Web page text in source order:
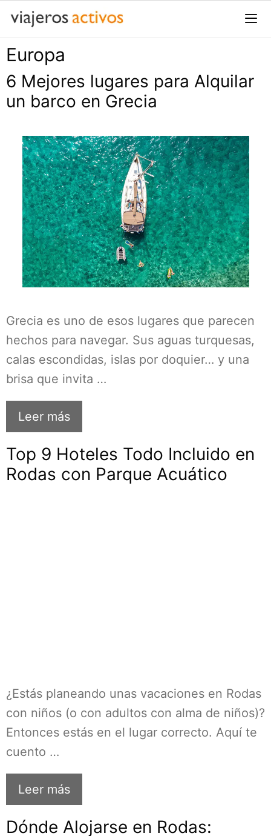
Saltar
contenido
Europa
6 Mejores lugares para Alquilar
un barco en Grecia
Grecia es uno de esos lugares que parecen
hechos para navegar. Sus aguas turquesas,
calas escondidas, islas por doquier… y una
brisa que invita …
Leer más
Top 9 Hoteles Todo Incluido en
Rodas con Parque Acuático
¿Estás planeando unas vacaciones en Rodas
con niños (o con adultos con alma de niños)?
Entonces estás en el lugar correcto. Aquí te
cuento …
Leer más
Dónde Alojarse en Rodas: